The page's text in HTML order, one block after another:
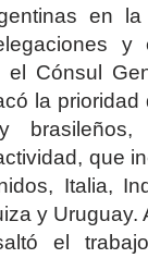
en
y
Cónsul
la
y
que
Italia,
y Uruguay.
el